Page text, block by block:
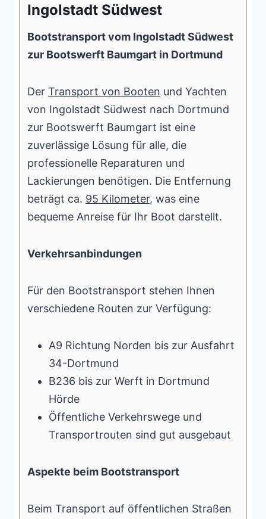
Ingolstadt Südwest
Bootstransport vom Ingolstadt Südwest
zur Bootswerft Baumgart in Dortmund
Der Transport von Booten und Yachten
von Ingolstadt Südwest nach Dortmund
zur Bootswerft Baumgart ist eine
zuverlässige Lösung für alle, die
professionelle Reparaturen und
Lackierungen benötigen. Die Entfernung
beträgt ca. 95 Kilometer, was eine
bequeme Anreise für Ihr Boot darstellt.
Verkehrsanbindungen
Für den Bootstransport stehen Ihnen
verschiedene Routen zur Verfügung:
A9 Richtung Norden bis zur Ausfahrt
34-Dortmund
B236 bis zur Werft in Dortmund
Hörde
Öffentliche Verkehrswege und
Transportrouten sind gut ausgebaut
Aspekte beim Bootstransport
Beim Transport auf öffentlichen Straßen